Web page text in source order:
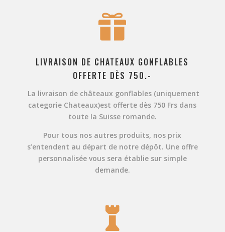

LIVRAISON DE CHATEAUX GONFLABLES
OFFERTE DÈS 750.-
La livraison de châteaux gonflables (uniquement
categorie Chateaux)est offerte dès 750 Frs dans
toute la Suisse romande.
Pour tous nos autres produits, nos prix
s’entendent au départ de notre dépôt. Une offre
personnalisée vous sera établie sur simple
demande.
